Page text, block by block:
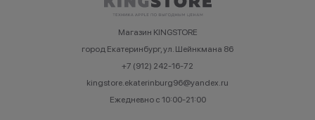
Магазин KINGSTORE
город Екатеринбург, ул. Шейнкмана 86
+7 (912) 242-16-72
kingstore.ekaterinburg96@yandex.ru
Ежедневно с 10:00-21:00